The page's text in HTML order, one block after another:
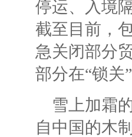
停运、入境
截至目前，
急关闭部分
部分在“锁关
雪上加霜
自中国的木